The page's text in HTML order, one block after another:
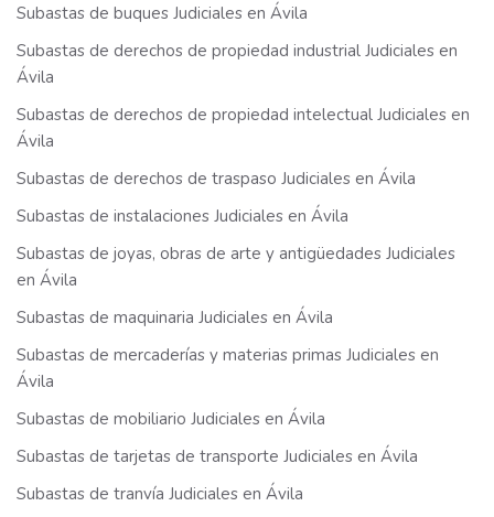
Subastas de buques Judiciales en Ávila
Subastas de derechos de propiedad industrial Judiciales en
Ávila
Subastas de derechos de propiedad intelectual Judiciales en
Ávila
Subastas de derechos de traspaso Judiciales en Ávila
Subastas de instalaciones Judiciales en Ávila
Subastas de joyas, obras de arte y antigüedades Judiciales
en Ávila
Subastas de maquinaria Judiciales en Ávila
Subastas de mercaderías y materias primas Judiciales en
Ávila
Subastas de mobiliario Judiciales en Ávila
Subastas de tarjetas de transporte Judiciales en Ávila
Subastas de tranvía Judiciales en Ávila